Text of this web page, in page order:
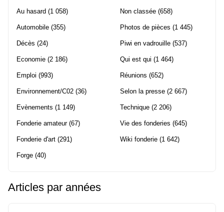
Au hasard (1 058)
Automobile (355)
Décès (24)
Economie (2 186)
Emploi (993)
Environnement/C02 (36)
Evènements (1 149)
Fonderie amateur(67)
Fonderie d'art (291)
Forge (40)
Non classée (658)
Photos de pièces (1 445)
Piwi en vadrouille (537)
Qui est qui (1 464)
Réunions (652)
Selon la presse (2 667)
Technique (2 206)
Vie des fonderies (645)
Wiki fonderie (1 642)
Articles par années